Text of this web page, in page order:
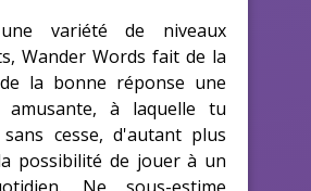
variété de niveaux
Wander Words fait de la
la bonne réponse une
amusante, à laquelle tu
sans cesse, d'autant plus
possibilité de jouer à un